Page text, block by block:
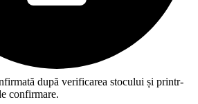
după verificarea stocului și printr-
confirmare.